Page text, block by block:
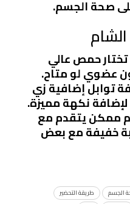
صحة الجسم.
حمص عالي
عضوي لو متاح.
توابل إضافية زي
لإضافة نكهة مميزة.
ممكن يتقدم مع
خفيفة مع بعض
الجسم
طريقة التحضير